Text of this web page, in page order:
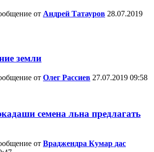
от Андрей Татауров 28.07.2019
земли
от Олег Рассиев 27.07.2019 09:58
семена льна предлагать
от Враджендра Кумар дас